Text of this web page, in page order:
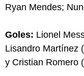
Ryan Mendes;
Goles: Lionel
Lisandro Martínez
y Cristian Romero